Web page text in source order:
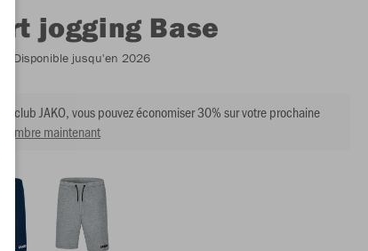
jogging Base
- Disponible jusqu'en 2026
club JAKO, vous pouvez économiser 30% sur votre prochaine
membre maintenant